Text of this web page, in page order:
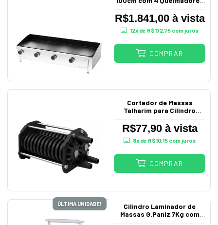
R$1.841,00 à vista
12x de R$172,75 com juros
COMPRAR
Cortador de Massas
Talharim para Cilindro
R$77,90 à vista
8x de R$10,15 com juros
COMPRAR
ÚLTIMA UNIDADE!
Cilindro Laminador de
Massas G.Paniz 7Kg com